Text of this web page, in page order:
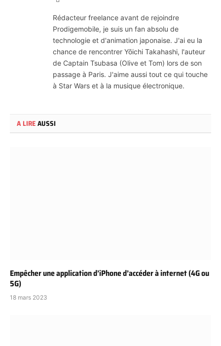
Rédacteur freelance avant de rejoindre
Prodigemobile, je suis un fan absolu de
technologie et d'animation japonaise. J'ai eu la
chance de rencontrer Yōichi Takahashi, l'auteur
de Captain Tsubasa (Olive et Tom) lors de son
passage à Paris. J'aime aussi tout ce qui touche
à Star Wars et à la musique électronique.
A LIREAUSSI
Empêcher une application d’iPhone d’accéder à internet (4G ou
5G)
18 mars 2023